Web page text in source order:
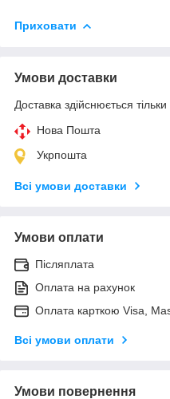
Приховати
Умови доставки
Доставка здійснюється
Нова Пошта
Укрпошта
Всі умови доставки
Умови оплати
Післяплата
Оплата на рахунок
Оплата карткою Visa,
Всі умови оплати
Умови повернення